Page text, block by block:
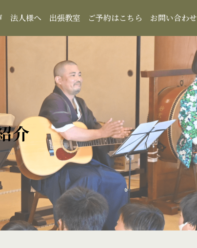
法人様へ 出張教室 ご予約はこちら お問い合わせ
介